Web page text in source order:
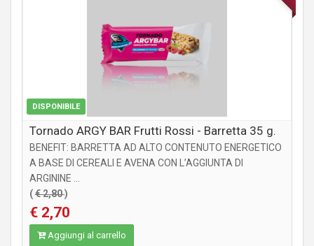
DISPONIBILE
Tornado ARGY BAR Frutti Rossi - Barretta 35 g.
BENEFIT: BARRETTA AD ALTO CONTENUTO ENERGETICO
A BASE DI CEREALI E AVENA CON L’AGGIUNTA DI
ARGININE ...
(€ 2,80)
€ 2,70
Aggiungi al carrello